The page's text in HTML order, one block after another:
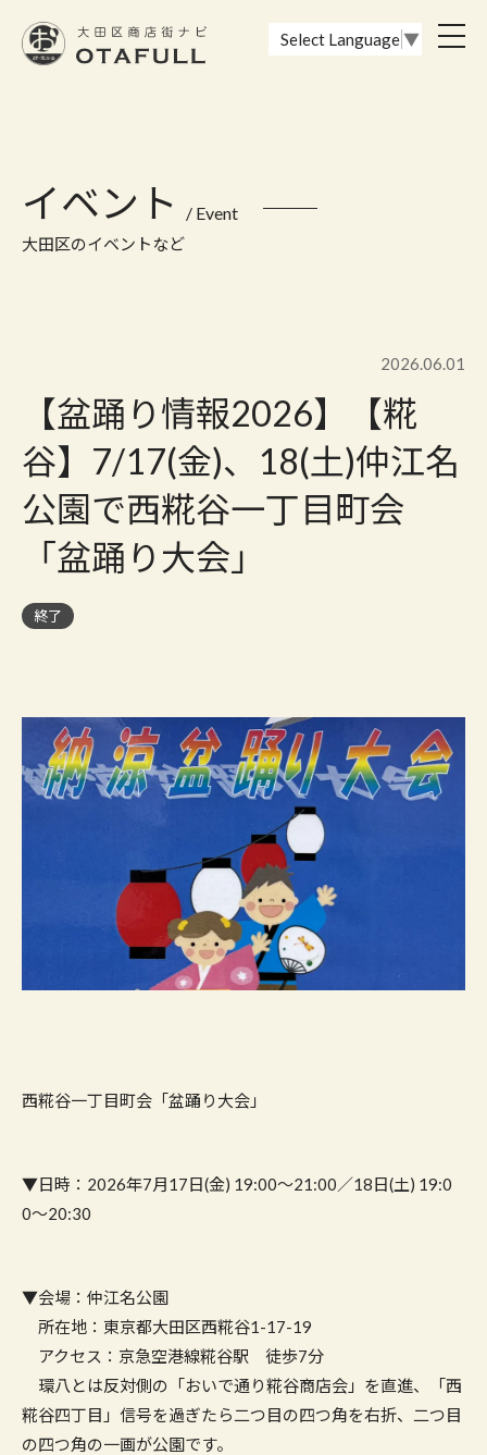
Select Language ▼
イベント / Event
大田区のイベントなど
2026.06.01
【盆踊り情報2026】【糀
谷】7/17(金)、18(土)仲江名
公園で西糀谷一丁目町会
「盆踊り大会」
終了
西糀谷一丁目町会「盆踊り大会」
▼日時：2026年7月17日(金) 19:00〜21:00／18日(土) 19:0
0〜20:30
▼会場：仲江名公園
所在地：東京都大田区西糀谷1-17-19
アクセス：京急空港線糀谷駅 徒歩7分
環八とは反対側の「おいで通り糀谷商店会」を直進、「西
糀谷四丁目」信号を過ぎたら二つ目の四つ角を右折、二つ目
の四つ角の一画が公園です。